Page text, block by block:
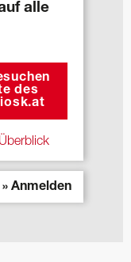
alle
des
» Anmelden